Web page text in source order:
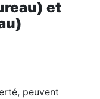
et
peuvent